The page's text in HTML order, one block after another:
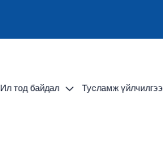
Ил тод байдал Тусламж үйлчилгээ